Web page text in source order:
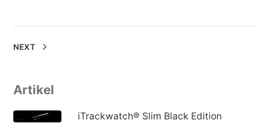
NEXT
Artikel
iTrackwatch® Slim Black Edition